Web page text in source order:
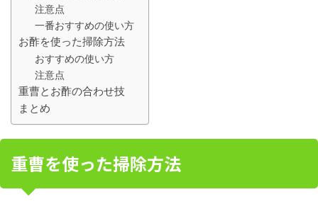
注意点
一番おすすめの使い方
お酢を使った掃除方法
おすすめの使い方
注意点
重曹とお酢の合わせ技
まとめ
重曹を使った掃除方法